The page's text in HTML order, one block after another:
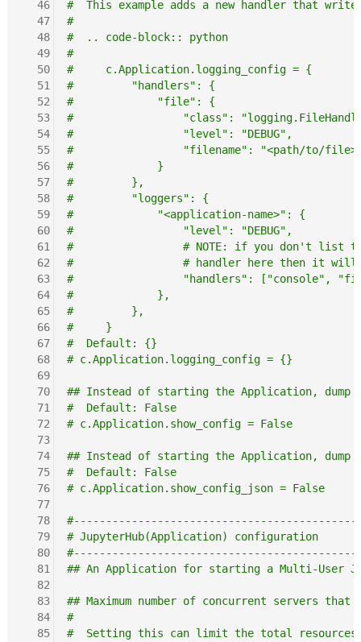
  46
  47
  48
  49
  50
  51
  52
  53
  54
  55
  56
  57
  58
  59
  60
  61
  62
  63
  64
  65
  66
  67
  68
  69
  70
  71
  72
  73
  74
  75
  76
  77
  78
  79
  80
  81
  82
  83
  84
  85
#  This example adds a new handler that
#
#  .. code-block:: python
#
#     c.Application.logging_config = {
#         "handlers": {
#             "file": {
#                 "class":
#                 "level": "DEBUG",
#                 "filename": "<path/to/
#             }
#         },
#         "loggers": {
#             "<application-name>": {
#                 "level": "DEBUG",
#                 # NOTE: if you don't list
#                 # handler here then it will
#                 "handlers": ["console",
#             },
#         },
#     }
#  Default: {}
# c.Application.logging_config = {}
## Instead of starting the Application, dump
#  Default: False
# c.Application.show_config = False
## Instead of starting the Application, dump
#  Default: False
# c.Application.show_config_json = False
# JupyterHub(Application) configuration
## An Application for starting a Multi-User
## Maximum number of concurrent servers
#
#  Setting this can limit the total resources